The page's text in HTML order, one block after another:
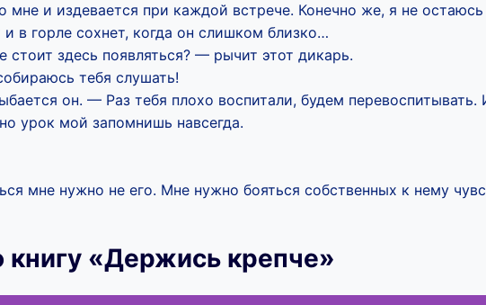
мне и издевается при каждой встрече. Конечно же, я не остаюсь
в горле сохнет, когда он слишком близко…
стоит здесь появляться? — рычит этот дикарь.
тебя слушать!
он. — Раз тебя плохо воспитали, будем
урок мой запомнишь навсегда.
мне нужно не его. Мне нужно бояться собственных к нему
книгу «Держись крепче»